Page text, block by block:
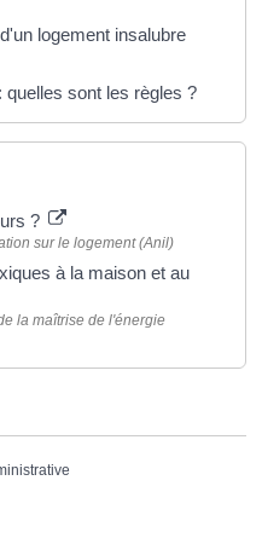
logement insalubre
quelles sont les règles ?
?
sur le logement (Anil)
à la maison et au
la maîtrise de l'énergie